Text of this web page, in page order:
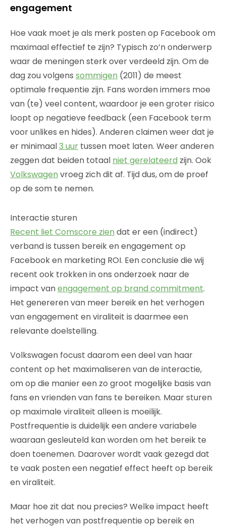
engagement
Hoe vaak moet je als merk posten op Facebook om
maximaal effectief te zijn? Typisch zo’n onderwerp
waar de meningen sterk over verdeeld zijn. Om de
dag zou volgens sommigen (2011) de meest
optimale frequentie zijn. Fans worden immers moe
van (te) veel content, waardoor je een groter risico
loopt op negatieve feedback (een Facebook term
voor unlikes en hides). Anderen claimen weer dat je
er minimaal3 uur tussen moet laten. Weer anderen
zeggen dat beiden totaal niet gerelateerd zijn. Ook
Volkswagen vroeg zich dit af. Tijd dus, om de proef
op de som te nemen.
Interactie sturen
Recent liet Comscore zien dat er een (indirect)
verband is tussen bereik en engagement op
Facebook en marketing ROI. Een conclusie die wij
recent ook trokken in ons onderzoek naar de
impact vanengagement op brand commitment.
Het genereren van meer bereik en het verhogen
van engagement en viraliteit is daarmee een
relevante doelstelling.
Volkswagen focust daarom een deel van haar
content op het maximaliseren van de interactie,
om op die manier een zo groot mogelijke basis van
fans en vrienden van fans te bereiken. Maar sturen
op maximale viraliteit alleen is moeilijk.
Postfrequentie is duidelijk een andere variabele
waaraan gesleuteld kan worden om het bereik te
doen toenemen. Daarover wordt vaak gezegd dat
te vaak posten een negatief effect heeft op bereik
en viraliteit.
Maar hoe zit dat nou precies? Welke impact heeft
het verhogen van postfrequentie op bereik en